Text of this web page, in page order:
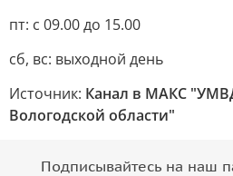
пт: с 09.00 до 15.00
сб, вс: выходной день
Источник: Канал в МАКС
Вологодской области"
Подписывайтесь на наш